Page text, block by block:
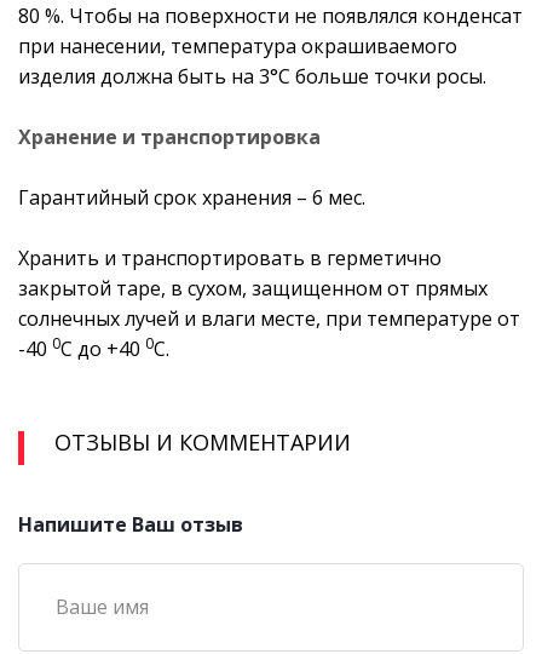
80 %. Чтобы на поверхности не появлялся конденсат
при нанесении, температура окрашиваемого
изделия должна быть на 3°С больше точки росы.
Хранение и транспортировка
Гарантийный срок хранения – 6 мес.
Хранить и транспортировать в герметично
закрытой таре, в сухом, защищенном от прямых
солнечных лучей и влаги месте, при температуре от
-40 0С до +40 0С.
ОТЗЫВЫ И КОММЕНТАРИИ
Напишите Ваш отзыв